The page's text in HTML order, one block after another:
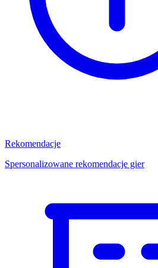
Rekomendacje
Spersonalizowane rekomendacje gier